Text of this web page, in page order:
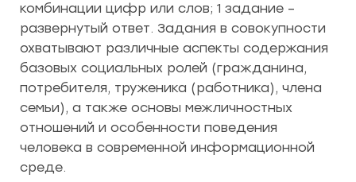
комбинации цифр или слов; 1 задание –
развернутый ответ. Задания в совокупности
охватывают различные аспекты содержания
базовых социальных ролей (гражданина,
потребителя, труженика (работника), члена
семьи), а также основы межличностных
отношений и особенности поведения
человека в современной информационной
среде.